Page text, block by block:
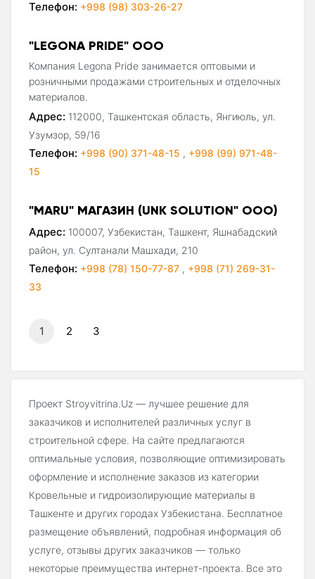
Телефон: +998 (98) 303-26-27
"LEGONA PRIDE" ООО
Компания Legona Pride занимается оптовыми и
розничными продажами строительных и отделочных
материалов.
Адрес: 112000, Ташкентская область, Янгиюль, ул.
Узумзор, 59/16
Телефон: +998 (90) 371-48-15 , +998 (99) 971-48-
15
"MARU" МАГАЗИН (UNK SOLUTION" ООО)
Адрес: 100007, Узбекистан, Ташкент, Яшнабадский
район, ул. Султанали Машхади, 210
Телефон: +998 (78) 150-77-87 , +998 (71) 269-31-
33
1 2 3
Проект Stroyvitrina.Uz — лучшее решение для
заказчиков и исполнителей различных услуг в
строительной сфере. На сайте предлагаются
оптимальные условия, позволяющие оптимизировать
оформление и исполнение заказов из категории
Кровельные и гидроизолирующие материалы в
Ташкенте и других городах Узбекистана. Бесплатное
размещение объявлений, подробная информация об
услуге, отзывы других заказчиков — только
некоторые преимущества интернет-проекта. Все это